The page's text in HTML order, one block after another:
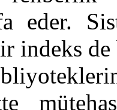
eder.
indeks